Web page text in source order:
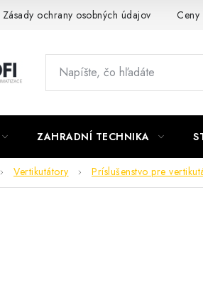
Zásady ochrany osobných údajov Ceny
ZAHRADNÍ TECHNIKA
Vertikutátory Príslušenstvo pre